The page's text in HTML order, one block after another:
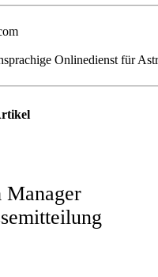
Onlinedienst für
Manager